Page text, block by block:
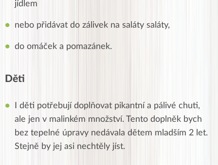
jídlem
nebo přidávat do zálivek na saláty saláty,
do omáček a pomazánek.
Děti
I děti potřebují doplňovat pikantní a pálivé chuti,
ale jen v malinkém množství. Tento doplněk bych
bez tepelné úpravy nedávala dětem mladším 2 let.
Stejně by jej asi nechtěly jíst.